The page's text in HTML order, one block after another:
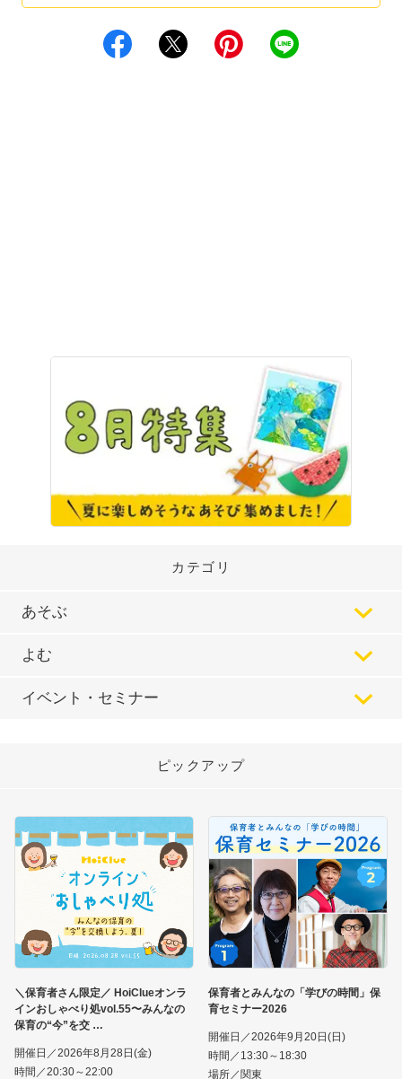
カテゴリ
あそぶ
よむ
イベント・セミナー
ピックアップ
＼保育者さん限定／ HoiClueオンラ
インおしゃべり処vol.55〜みんなの
保育の“今”を交
開催日／2026年8月28日(金)
時間／20:30～22:00
保育者とみんなの「学びの時間」保
育セミナー2026
開催日／2026年9月20日(日)
時間／13:30～18:30
場所／関東